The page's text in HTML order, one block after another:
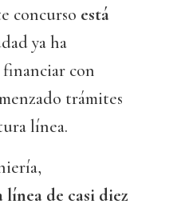
concurso está
ya ha
con
trámites
línea.
línea de casi diez